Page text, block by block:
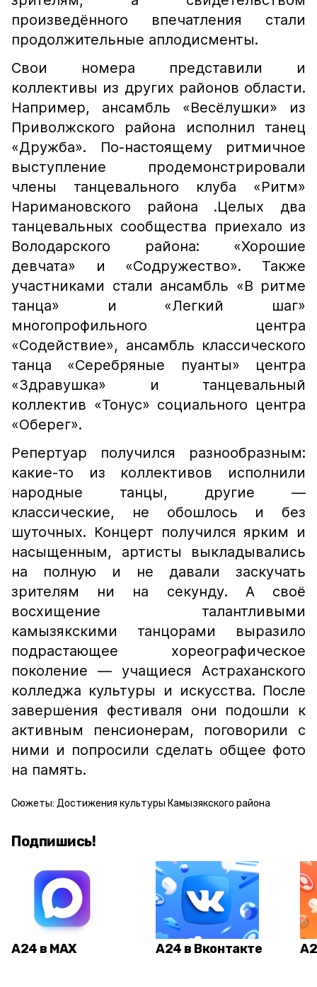
произведённого впечатления стали
продолжительные аплодисменты.
Свои номера представили и
коллективы из других районов области.
Например, ансамбль «Весёлушки» из
Приволжского района исполнил танец
«Дружба». По-настоящему ритмичное
выступление продемонстрировали
члены танцевального клуба «Ритм»
Наримановского района .Целых два
танцевальных сообщества приехало из
Володарского района: «Хорошие
девчата» и «Содружество». Также
участниками стали ансамбль «В ритме
танца» и «Легкий шаг»
многопрофильного центра
«Содействие», ансамбль классического
танца «Серебряные пуанты» центра
«Здравушка» и танцевальный
коллектив «Тонус» социального центра
«Оберег».
Репертуар получился разнообразным:
какие-то из коллективов исполнили
народные танцы, другие —
классические, не обошлось и без
шуточных. Концерт получился ярким и
насыщенным, артисты выкладывались
на полную и не давали заскучать
зрителям ни на секунду. А своё
восхищение талантливыми
камызякскими танцорами выразило
подрастающее хореографическое
поколение — учащиеся Астраханского
колледжа культуры и искусства. После
завершения фестиваля они подошли к
активным пенсионерам, поговорили с
ними и попросили сделать общее фото
на память.
Сюжеты: Достижения культуры Камызякского района
Подпишись!
А24 в MAX А24 в Вконтакте